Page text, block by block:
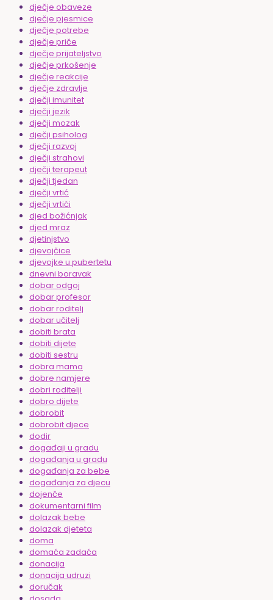
dječje obaveze
dječje pjesmice
dječje potrebe
dječje priče
dječje prijateljstvo
dječje prkošenje
dječje reakcije
dječje zdravlje
dječji imunitet
dječji jezik
dječji mozak
dječji psiholog
dječji razvoj
dječji strahovi
dječji terapeut
dječji tjedan
dječji vrtić
dječji vrtići
djed božićnjak
djed mraz
djetinjstvo
djevojčice
djevojke u pubertetu
dnevni boravak
dobar odgoj
dobar profesor
dobar roditelj
dobar učitelj
dobiti brata
dobiti dijete
dobiti sestru
dobra mama
dobre namjere
dobri roditelji
dobro dijete
dobrobit
dobrobit djece
dodir
događaji u gradu
događanja u gradu
događanja za bebe
događanja za djecu
dojenče
dokumentarni film
dolazak bebe
dolazak djeteta
doma
domaća zadaća
donacija
donacija udruzi
doručak